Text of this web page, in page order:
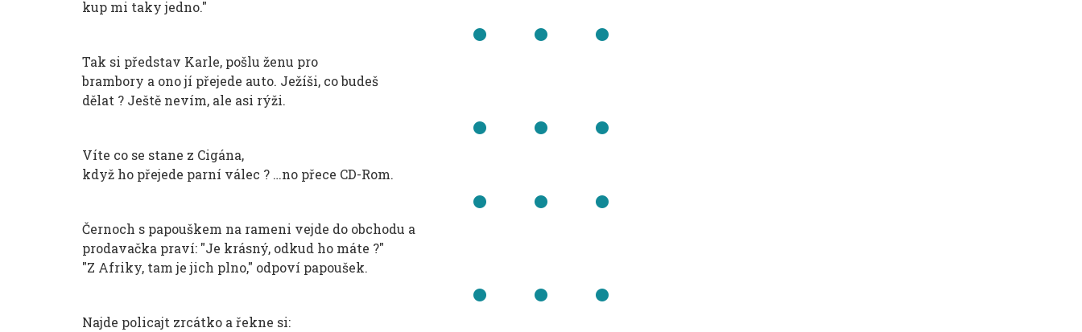
kup mi taky jedno."
Tak si představ Karle, pošlu ženu pro
brambory a ono jí přejede auto. Ježíši, co budeš
dělat ? Ještě nevím, ale asi rýži.
Víte co se stane z Cigána,
když ho přejede parní válec ? …no přece CD-Rom.
Černoch s papouškem na rameni vejde do obchodu a
prodavačka praví: "Je krásný, odkud ho máte ?"
"Z Afriky, tam je jich plno," odpoví papoušek.
Najde policajt zrcátko a řekne si: